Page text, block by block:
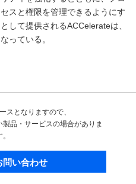
スと権限を管理できるようにす
して提供されるACCelerateは、
っている。
スとなりますので、
品・サービスの場合がありま
問い合わせ